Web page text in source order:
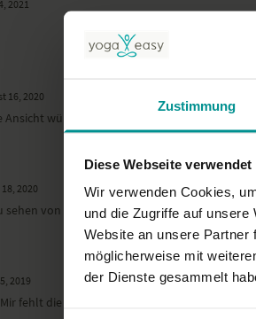
Zustimmung
Diese Webseite
Wir verwenden Cookies,
und die Zugriffe auf
Website an unsere Partner
möglicherweise mit
der Dienste gesammelt
2021
16, 2020
Ansicht würde ich gut finden.
2020
sehen von der korrekten Ausführung wenn
2019
fehlt die Info, worauf besonders zu achten